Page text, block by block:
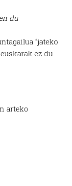
du
“jateko
ez du
arteko